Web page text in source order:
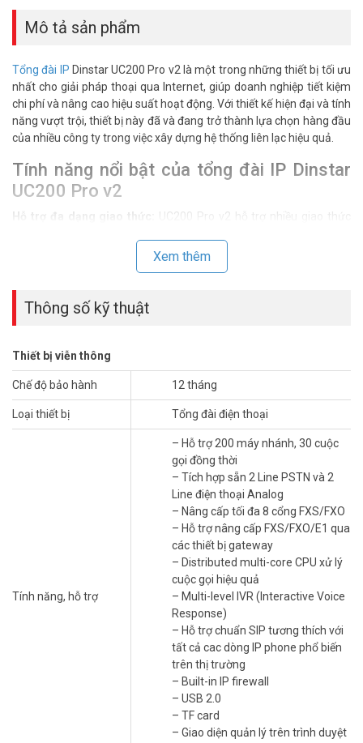
Mô tả sản phẩm
Tổng đài IP Dinstar UC200 Pro v2 là một trong những thiết bị tối ưu
nhất cho giải pháp thoại qua Internet, giúp doanh nghiệp tiết kiệm
chi phí và nâng cao hiệu suất hoạt động. Với thiết kế hiện đại và tính
năng vượt trội, thiết bị này đã và đang trở thành lựa chọn hàng đầu
của nhiều công ty trong việc xây dựng hệ thống liên lạc hiệu quả.
Tính năng nổi bật của tổng đài IP Dinstar
UC200 Pro v2
Hỗ trợ đa dạng giao thức:
UC200 Pro v2 hỗ trợ nhiều giao thức
thanh tiên tiến, tổng đài này đảm bảo mang đến chất lượng cuộc
gọi hoàn hảo, rõ ràng và ổn định.
dùng dễ dàng cấu hình và kiểm soát hệ thống chỉ bằng vài cú nhấp
chuột.
Khả năng mở rộng linh hoạt:
Với khả năng mở rộng lên đến 200
người dùng, Dinstar UC200 Pro v2 phù hợp cho cả doanh nghiệp
nhỏ và lớn, giúp doanh nghiệp sẵn sàng mở rộng trong tương lai.
Tổng đài được trang bị các phương thức
bảo mật tiên tiến, giúp bảo vệ thông tin liên lạc và ngăn chặn các
Với những tính năng nổi bật và lợi ích đẳng cấp, tổng đài Dinstar
UC200 Pro v2 chính là lựa chọn lý tưởng cho mọi doanh nghiệp. Hãy
liên hệ với chúng tôi để được tư vấn và hỗ trợ để tối ưu hóa hệ thống
Thông số kỹ thuật tổng đài IP Dinstar
– Hỗ trợ 200 máy nhánh, 30 cuộc gọi đồng thời
– Tích hợp sẵn 2 Line PSTN và 2 Line điện thoại Analog
– Nâng cấp tối đa 8 cổng FXS/FXO
– Hỗ trợ nâng cấp FXS/FXO/E1 qua các thiết bị gateway
Xem thêm
Thông số kỹ thuật
Thiết bị viễn thông
Chế độ bảo hành 12 tháng
Loại thiết bị Tổng đài điện thoại
Tính năng, hỗ trợ
– Hỗ trợ 200 máy nhánh, 30 cuộc
gọi đồng thời
– Tích hợp sẵn 2 Line PSTN và 2
Line điện thoại Analog
– Nâng cấp tối đa 8 cổng FXS/FXO
– Hỗ trợ nâng cấp FXS/FXO/E1 qua
các thiết bị gateway
– Distributed multi-core CPU xử lý
cuộc gọi hiệu quả
– Multi-level IVR (Interactive Voice
Response)
– Hỗ trợ chuẩn SIP tương thích với
tất cả cac dòng IP phone phổ biến
trên thị trường
– Built-in IP firewall
– USB 2.0
– TF card
– Giao diện quản lý trên trình duyệt